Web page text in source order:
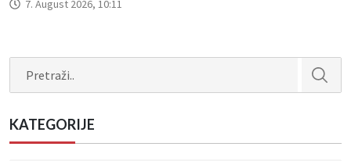
7. August 2026, 10:11
KATEGORIJE